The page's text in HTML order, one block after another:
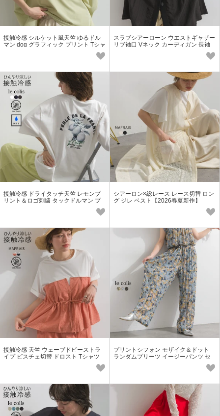
接触冷感 シルケット風天竺 ゆるドル
マン dog グラフィック プリント Tシャ
スラブシアーローン ウエストギャザー
リブ袖口 Vネック カーディガン 長袖
接触冷感 ドライタッチ天竺 レモンプ
リント＆ロゴ刺繍 タックドルマン プ
シアーロン×総レース レース切替 ロン
グ ジレ ベスト【2026春夏新作】
接触冷感 天竺 ウェーブドビーストラ
イプ ビスチェ切替 ドロスト Tシャツ
プリントシフォン モザイク＆ドット
ランダムプリーツ イージーパンツ セ